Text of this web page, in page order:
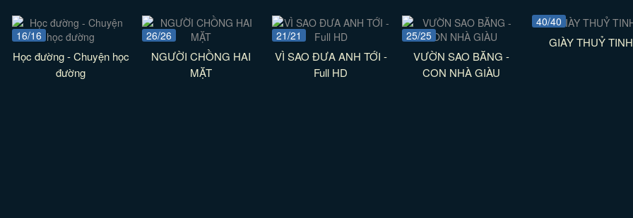
16/16
Học đường - Chuyện học
đường
26/26
NGƯỜI CHỒNG HAI
MẶT
21/21
VÌ SAO ĐƯA ANH TỚI -
Full HD
25/25
VƯỜN SAO BĂNG -
CON NHÀ GIÀU
40/40
GIÀY THUỶ TINH